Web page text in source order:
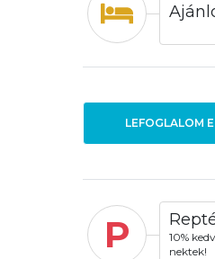
LEFOGLALOM
P
10%
nektek!